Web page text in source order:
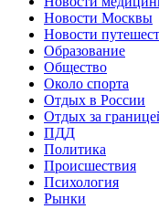
Новости Москвы
Новости
Образование
Общество
Около спорта
Отдых в России
Отдых за
ПДД
Политика
Происшествия
Психология
Рынки